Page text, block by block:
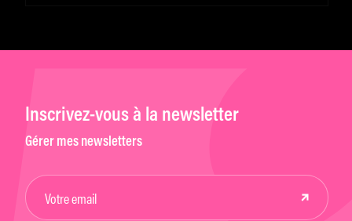
Inscrivez-vous à la newsletter
Gérer mes newsletters